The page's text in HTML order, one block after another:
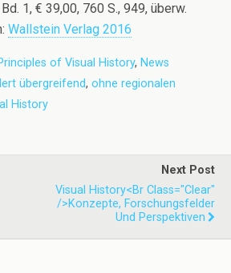
1, € 39,00, 760 S., 949, überw.
Wallstein Verlag 2016
of Visual History, News
übergreifend, ohne regionalen
History
Next Post
Visual History<br Class="clear"
/>Konzepte, Forschungsfelder
Und Perspektiven